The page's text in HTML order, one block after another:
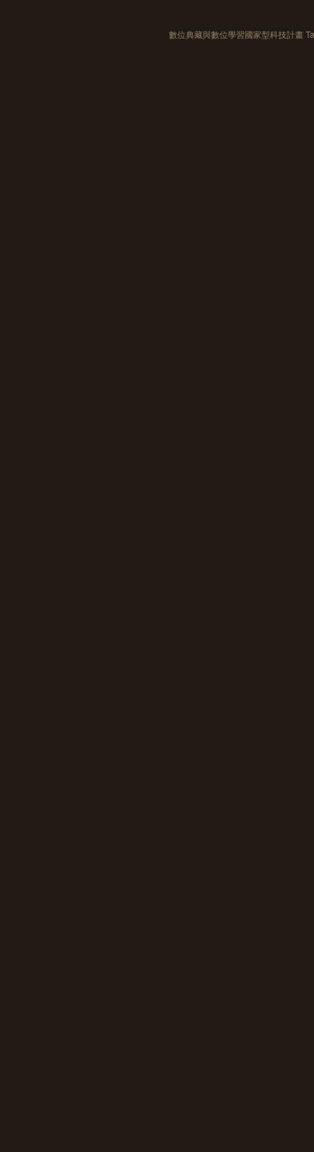
數位典藏與數位學習國家型科技計畫